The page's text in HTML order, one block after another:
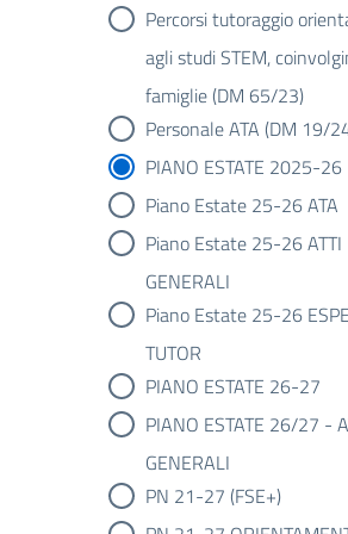
Percorsi tutoraggio
agli studi STEM,
famiglie (DM 65/23)
Personale ATA (DM 19/
PIANO ESTATE 2025-26
Piano Estate 25-26 ATA
Piano Estate 25-26 ATTI
GENERALI
Piano Estate 25-26
TUTOR
PIANO ESTATE 26-27
PIANO ESTATE 26/27 -
GENERALI
PN 21-27 (FSE+)